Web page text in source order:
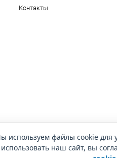
Контакты
используем файлы cookie для
использовать наш сайт, вы